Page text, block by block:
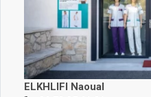
ELKHLIFI Naoual